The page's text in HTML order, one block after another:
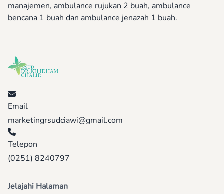
manajemen, ambulance rujukan 2 buah, ambulance
bencana 1 buah dan ambulance jenazah 1 buah.
Email
marketingrsudciawi@gmail.com
Telepon
(0251) 8240797
Jelajahi Halaman